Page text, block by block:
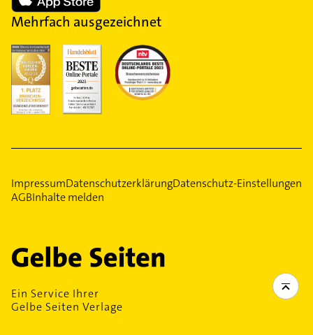
Mehrfach ausgezeichnet
ImpressumDatenschutzerklärungDatenschutz-Einstellungen
AGBInhalte melden
Ein Service Ihrer
Gelbe Seiten Verlage